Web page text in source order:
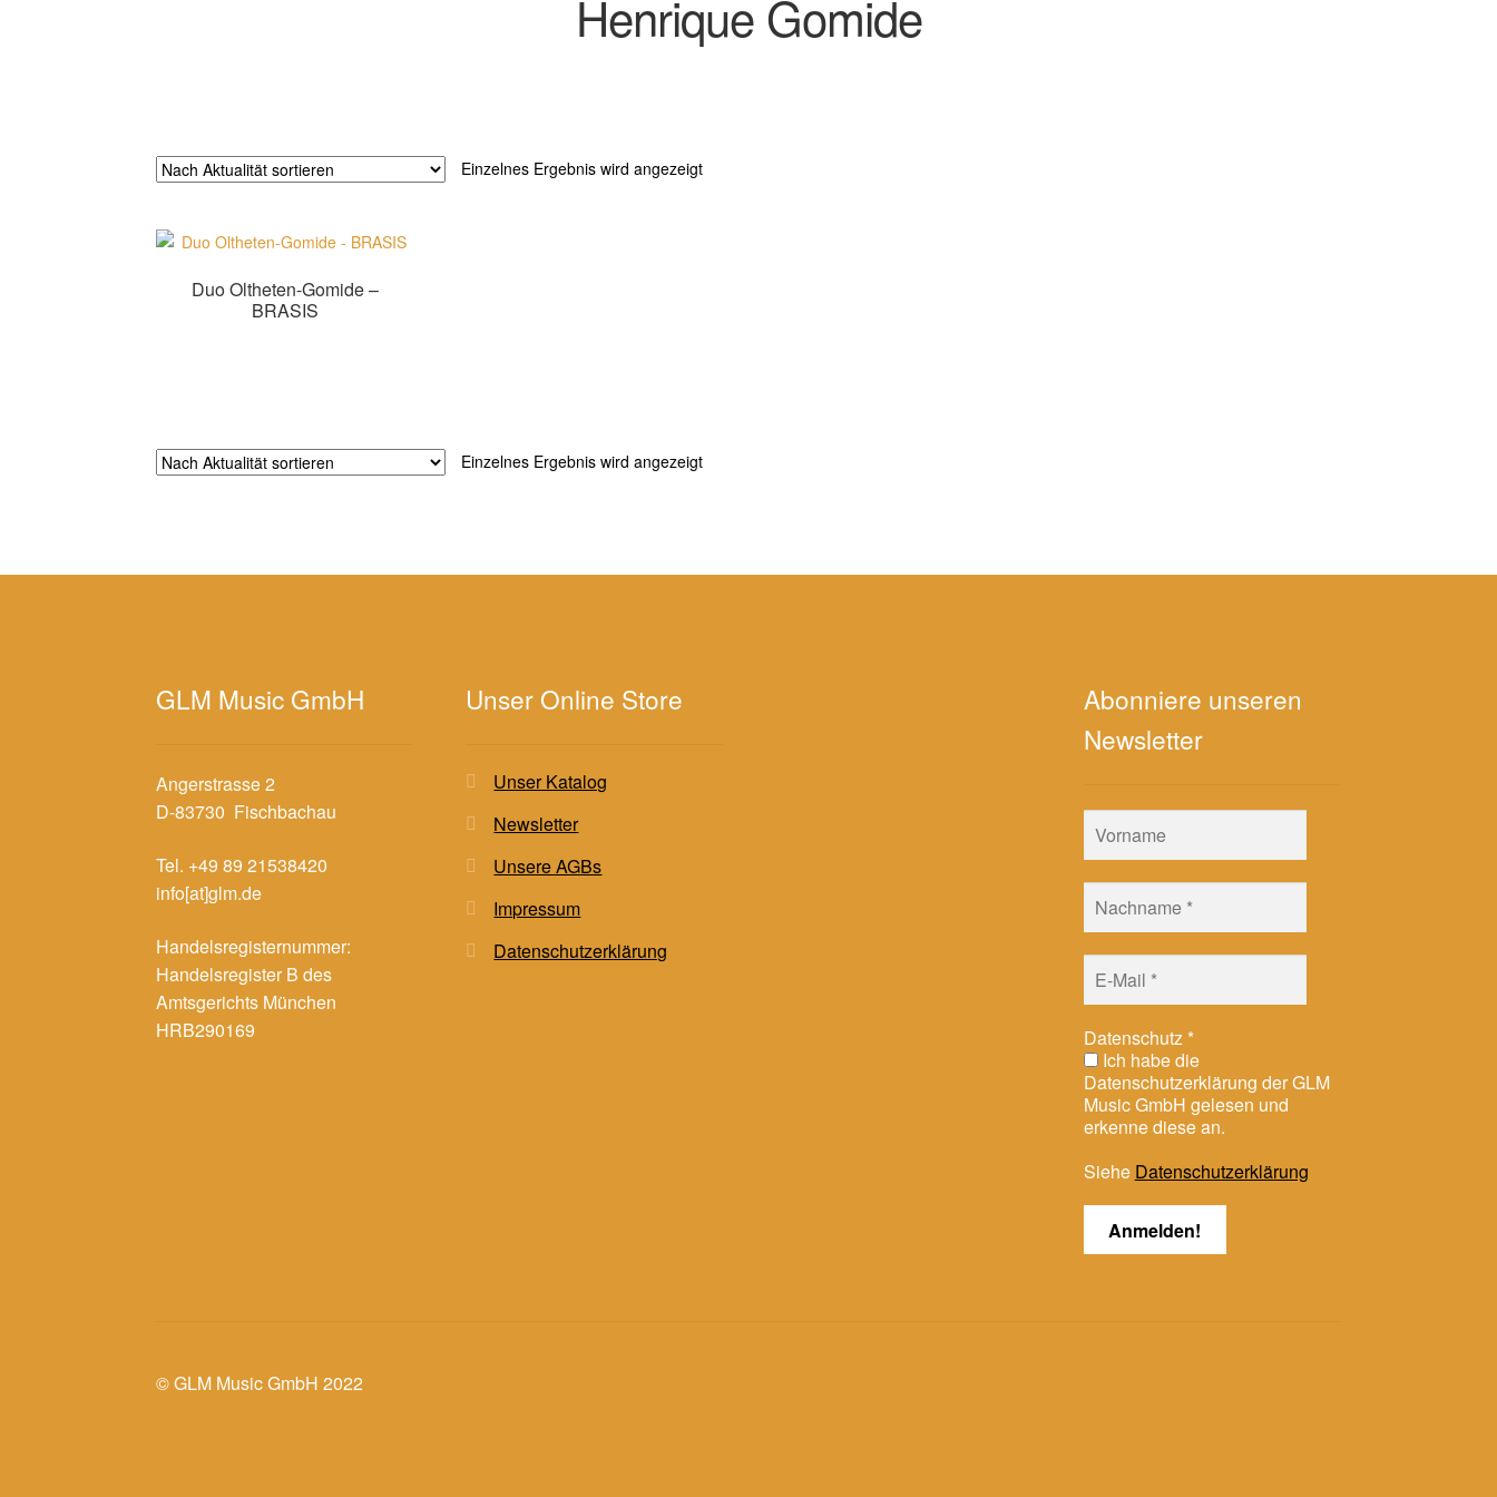
Henrique Gomide
Einzelnes Ergebnis wird angezeigt
Duo Oltheten-Gomide –
BRASIS
Einzelnes Ergebnis wird angezeigt
GLM Music GmbH
Angerstrasse 2
D-83730 Fischbachau
Tel. +49 89 21538420
info[at]glm.de
Handelsregisternummer:
Handelsregister B des
Amtsgerichts München
HRB290169
Unser Online Store
Unser Katalog
Newsletter
Unsere AGBs
Impressum
Datenschutzerklärung
Abonniere unseren
Newsletter
Datenschutz*
Ich habe die
Datenschutzerklärung der GLM
Music GmbH gelesen und
erkenne diese an.
Siehe Datenschutzerklärung
© GLM Music GmbH 2022